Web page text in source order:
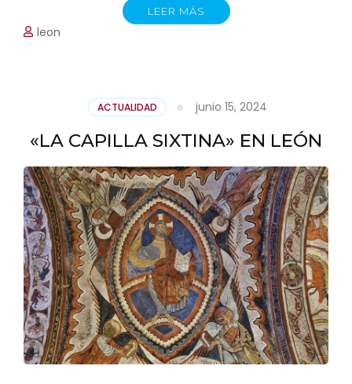
LEER MÁS
leon
ACTUALIDAD junio 15, 2024
«LA CAPILLA SIXTINA» EN LEÓN